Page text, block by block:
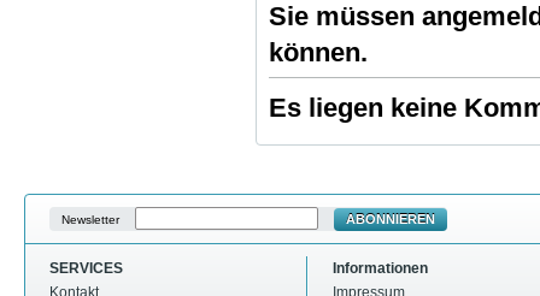
Sie müssen
können.
Es liegen keine
Newsletter ABONNIEREN
SERVICES
Kontakt
Informationen
Impressum